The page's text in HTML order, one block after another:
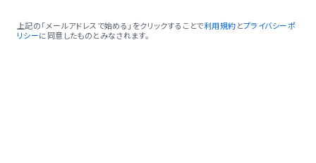
上記の「メールアドレスで始める」をクリックすることで利用規約 とプライバシーポ
リシーに同意したものとみなされます。